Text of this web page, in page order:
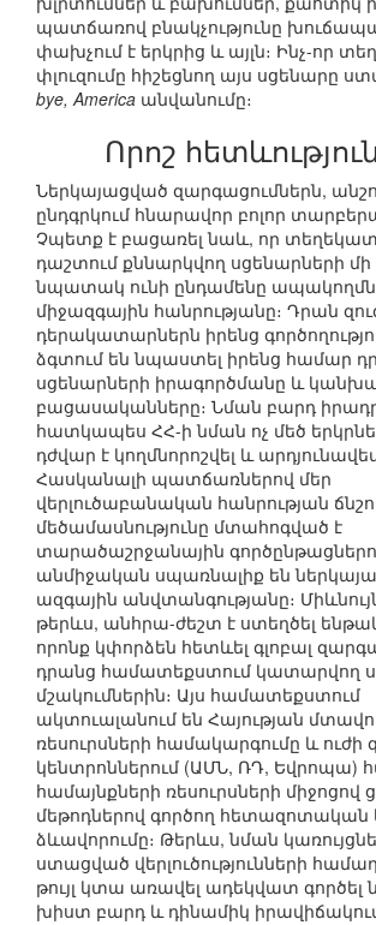
պատճառով բնակչությունը
փախչում է երկրից և այլն։ Ինչ-որ
փլուզումը հիշեցնող այս սցենարը
bye, America անվանումը։
Որոշ
Ներկայացված զարգացումներն,
ընդգրկում հնարավոր բոլոր
Չպետք է բացառել նաև, որ
դաշտում քննարկվող սցենարների
նպատակ ունի ընդամենը
միջազգային հանրությանը։ Դրան
դերակատարներն իրենց
ձգտում են նպաստել իրենց համար
սցենարների իրագործմանը և
բացասականները։ Նման բարդ
հատկապես ՀՀ-ի նման ոչ մեծ
դժվար է կողմնորոշվել և
Հասկանալի պատճառներով մեր
վերլուծաբանական հանրության
մեծամասնությունը մտահոգված է
տարածաշրջանային
անմիջական սպառնալիք են
ազգային անվտանգությանը։
թերևս, անհրա-ժեշտ է ստեղծել
որոնք կփորձեն հետևել գլոբալ
դրանց համատեքստում կատարվող
մշակումներին։ Այս համատեքստում
ակտուալանում են Հայության
ռեսուրսների համակարգումը և ուժի
կենտրոններում (ԱՄՆ, ՌԴ, Եվրոպա)
համայնքների ռեսուրսների միջոցով
մեթոդներով գործող հետազոտական
ձևավորումը։ Թերևս, նման
ստացված վերլուծությունների
թույլ կտա առավել ադեկվատ գործել
խիստ բարդ և դինամիկ